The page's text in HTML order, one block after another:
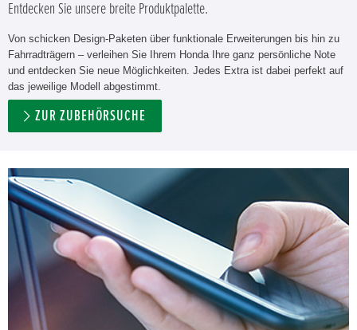
Entdecken Sie unsere breite Produktpalette.
Von schicken Design-Paketen über funktionale Erweiterungen bis hin zu
Fahrradträgern – verleihen Sie Ihrem Honda Ihre ganz persönliche Note
und entdecken Sie neue Möglichkeiten. Jedes Extra ist dabei perfekt auf
das jeweilige Modell abgestimmt.
ZUR ZUBEHÖRSUCHE